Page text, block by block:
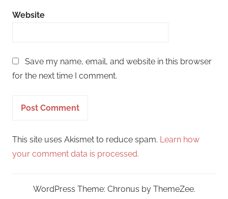
Website
Save my name, email, and website in this browser
for the next time I comment.
This site uses Akismet to reduce spam. Learn how
your comment data is processed.
WordPress Theme: Chronus by ThemeZee.